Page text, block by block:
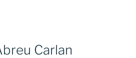
Carlan